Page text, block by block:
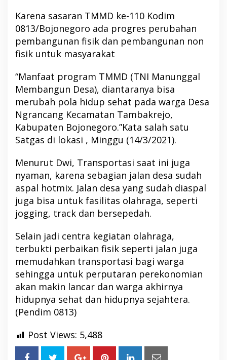
Karena sasaran TMMD ke-110 Kodim
0813/Bojonegoro ada progres perubahan
pembangunan fisik dan pembangunan non
fisik untuk masyarakat
“Manfaat program TMMD (TNI Manunggal
Membangun Desa), diantaranya bisa
merubah pola hidup sehat pada warga Desa
Ngrancang Kecamatan Tambakrejo,
Kabupaten Bojonegoro.”Kata salah satu
Satgas di lokasi , Minggu (14/3/2021).
Menurut Dwi, Transportasi saat ini juga
nyaman, karena sebagian jalan desa sudah
aspal hotmix. Jalan desa yang sudah diaspal
juga bisa untuk fasilitas olahraga, seperti
jogging, track dan bersepedah.
Selain jadi centra kegiatan olahraga,
terbukti perbaikan fisik seperti jalan juga
memudahkan transportasi bagi warga
sehingga untuk perputaran perekonomian
akan makin lancar dan warga akhirnya
hidupnya sehat dan hidupnya sejahtera.
(Pendim 0813)
Post Views: 5,488